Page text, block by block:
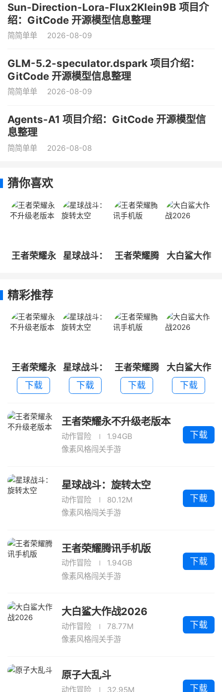
Sun-Direction-Lora-Flux2Klein9B 项目介
绍：GitCode 开源模型信息整理
简简单单 2026-08-09
GLM-5.2-speculator.dspark 项目介绍：
GitCode 开源模型信息整理
简简单单 2026-08-09
Agents-A1 项目介绍：GitCode 开源模型信
息整理
简简单单 2026-08-08
猜你喜欢
王者荣耀永
星球战斗：
王者荣耀腾
大白鲨大作
精彩推荐
王者荣耀永
不升级老版
本
下载
星球战斗：
旋转太空
下载
王者荣耀腾
讯手机版
下载
大白鲨大作
战2026
下载
王者荣耀永不升级老版本
动作冒险
1.94GB
像素风格闯关手游
下载
星球战斗：旋转太空
动作冒险
80.12M
像素风格闯关手游
下载
王者荣耀腾讯手机版
动作冒险
1.94GB
像素风格闯关手游
下载
大白鲨大作战2026
动作冒险
78.77M
像素风格闯关手游
下载
原子大乱斗
动作冒险 32.95M 下载